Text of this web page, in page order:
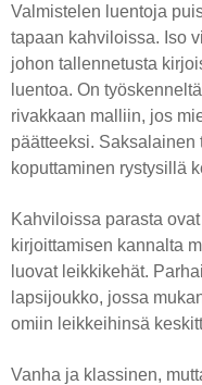
Valmistelen luentoja
tapaan kahviloissa. Iso
johon tallennetusta
luentoa. On
rivakkaan malliin, jos
päätteeksi. Saksalainen
koputtaminen rystysillä
Kahviloissa parasta
kirjoittamisen kannalta
luovat leikkikehät.
lapsijoukko, jossa
omiin leikkeihinsä
Vanha ja klassinen,